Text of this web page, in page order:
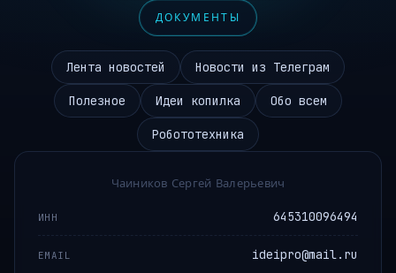
ДОКУМЕНТЫ
Лента новостей Новости из Телеграм
Полезное Идеи копилка Обо всем
Робототехника
Чаиников Сергей Валерьевич
ИНН 645310096494
EMAIL ideipro@mail.ru